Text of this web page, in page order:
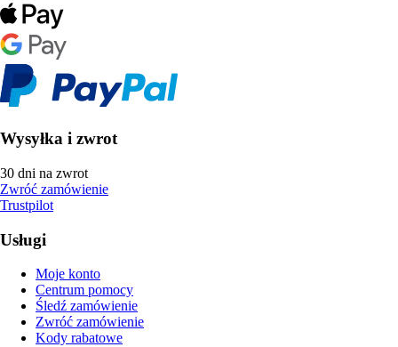
Wysyłka i zwrot
30 dni na zwrot
Zwróć zamówienie
Trustpilot
Usługi
Moje konto
Centrum pomocy
Śledź zamówienie
Zwróć zamówienie
Kody rabatowe